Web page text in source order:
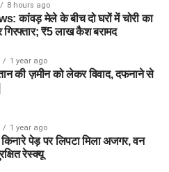
8 hours ago
कांवड़ मेले के बीच दो घरों में चोरी का
गिरफ्तार; ₹5 लाख कैश बरामद
1 year ago
की ज़मीन को लेकर विवाद, दफनाने से
1 year ago
किनारे पेड़ पर लिपटा मिला अजगर, वन
रेस्क्यू